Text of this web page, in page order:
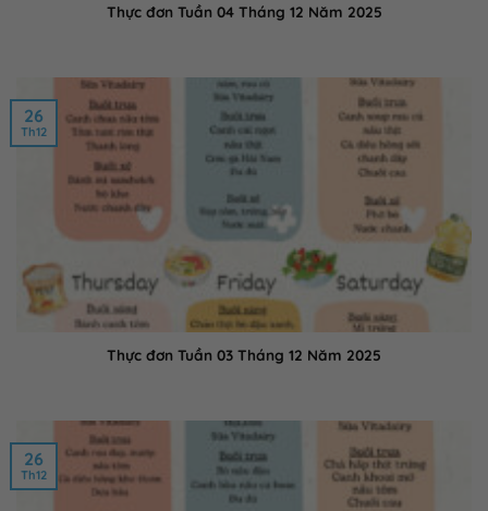
Thực đơn Tuần 04 Tháng 12 Năm 2025
Thực đơn Tuần 03 Tháng 12 Năm 2025
26
Th12
26
Th12